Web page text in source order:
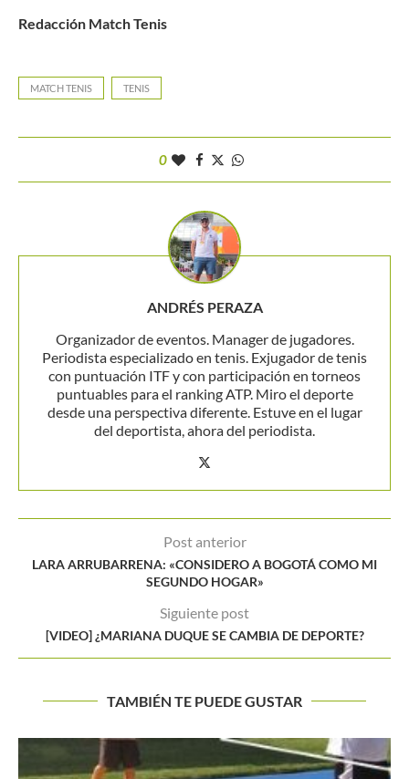
Redacción Match Tenis
MATCH TENIS TENIS
0
ANDRÉS PERAZA
Organizador de eventos. Manager de jugadores.
Periodista especializado en tenis. Exjugador de tenis
con puntuación ITF y con participación en torneos
puntuables para el ranking ATP. Miro el deporte
desde una perspectiva diferente. Estuve en el lugar
del deportista, ahora del periodista.
Post anterior
LARA ARRUBARRENA: «CONSIDERO A BOGOTÁ COMO MI
SEGUNDO HOGAR»
Siguiente post
[VIDEO] ¿MARIANA DUQUE SE CAMBIA DE DEPORTE?
TAMBIÉN TE PUEDE GUSTAR